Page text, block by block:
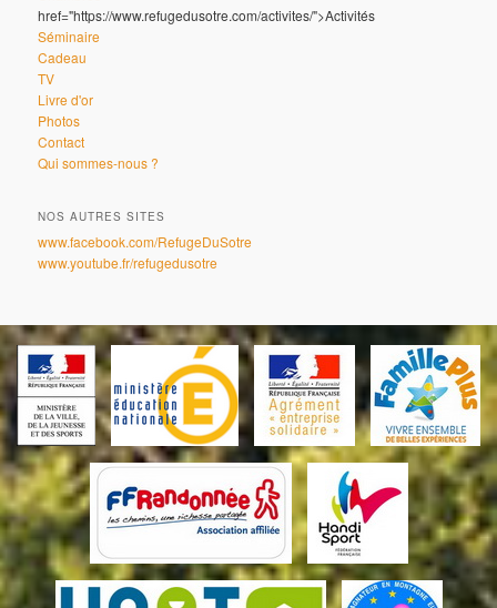
href="https://www.refugedusotre.com/activites/">Activités
Séminaire
Cadeau
TV
Livre d'or
Photos
Contact
Qui sommes-nous ?
NOS AUTRES SITES
www.facebook.com/RefugeDuSotre
www.youtube.fr/refugedusotre